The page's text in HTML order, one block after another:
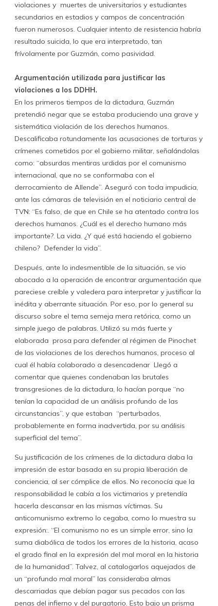
violaciones y muertes de universitarios y estudiantes
secundarios en estadios y campos de concentración
fueron numerosos. Cualquier intento de resistencia habría
resultado suicida, lo que era interpretado, tan
frívolamente por Guzmán, como pasividad.
Argumentación utilizada para justificar las
violaciones a los DDHH.
En los primeros tiempos de la dictadura, Guzmán
pretendió negar que se estaba produciendo una grave y
sistemática violación de los derechos humanos.
Descalificaba rotundamente las acusaciones de torturas y
crímenes cometidos por el gobierno militar, señalándolas
como: “absurdas mentiras urdidas por el comunismo
internacional, que no se conformaba con el
derrocamiento de Allende”. Aseguró con toda impudicia,
ante las cámaras de televisión en el noticiario central de
TVN: “Es falso, de que en Chile se ha atentado contra los
derechos humanos. ¿Cuál es el derecho humano más
importante?. La vida. ¿Y qué está haciendo el gobierno
chileno? Defender la vida”.
Después, ante lo indesmentible de la situación, se vio
abocado a la operación de encontrar argumentación que
pareciese creíble y valedera para interpretar y justificar la
inédita y aberrante situación. Por eso, por lo general su
discurso sobre el tema semeja mera retórica, como un
simple juego de palabras. Utilizó su más fuerte y
elaborada prosa para defender al régimen de Pinochet
de las violaciones de los derechos humanos, proceso al
cual él había colaborado a desencadenar Llegó a
comentar que quienes condenaban las brutales
transgresiones de la dictadura, lo hacían porque “no
tenían la capacidad de un análisis profundo de las
circunstancias”, y que estaban “perturbados,
probablemente en forma inadvertida, por su análisis
superficial del tema”.
Su justificación de los crímenes de la dictadura daba la
impresión de estar basada en su propia liberación de
conciencia, al ser cómplice de ellos. No reconocía que la
responsabilidad le cabía a los victimarios y pretendía
hacerla descansar en las mismas víctimas. Su
anticomunismo extremo lo cegaba, como lo muestra su
expresión:. “El comunismo no es un simple error, sino la
suma diabólica de todos los errores de la historia, acaso
el grado final en la expresión del mal moral en la historia
de la humanidad”. Talvez, al catalogarlos aquejados de
un “profundo mal moral” las consideraba almas
descarriadas que debían pagar sus pecados con las
penas del infierno y del purgatorio. Esto bajo un prisma